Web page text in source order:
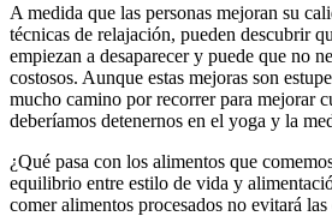
A medida que las personas mejoran su
técnicas de relajación, pueden descubrir
empiezan a desaparecer y puede que no
costosos. Aunque estas mejoras son
mucho camino por recorrer para mejorar
deberíamos detenernos en el yoga y la
¿Qué pasa con los alimentos que
equilibrio entre estilo de vida y
comer alimentos procesados no evitará las